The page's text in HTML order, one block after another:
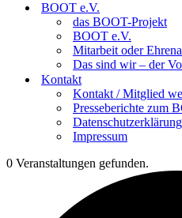
BOOT e.V.
das BOOT-Projekt
BOOT e.V.
Mitarbeit oder
Das sind wir – der
Kontakt
Kontakt / Mitglied
Presseberichte zum
Datenschutzerklärung
Impressum
0 Veranstaltungen gefunden.